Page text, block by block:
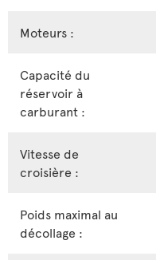
Moteurs :
Capacité du
réservoir à
carburant :
Vitesse de
croisière :
Poids maximal au
décollage :